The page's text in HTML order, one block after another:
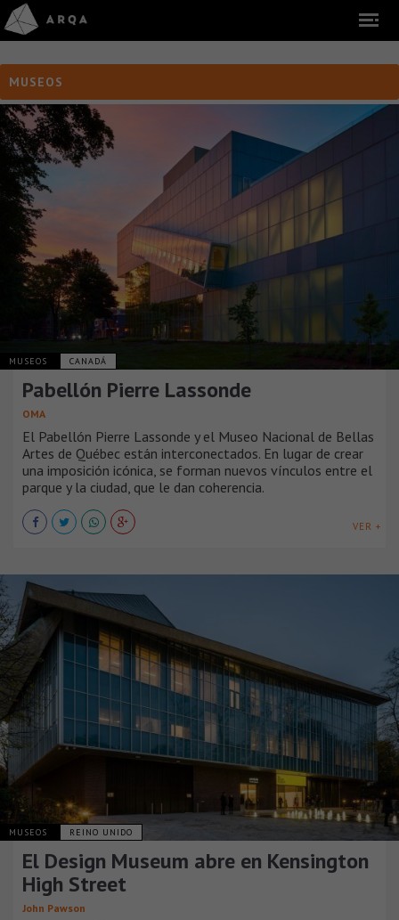
MUSEOS
MUSEOS CANADÁ
Pabellón Pierre Lassonde
OMA
El Pabellón Pierre Lassonde y el Museo Nacional de Bellas
Artes de Québec están interconectados. En lugar de crear
una imposición icónica, se forman nuevos vínculos entre el
parque y la ciudad, que le dan coherencia.
VER +
MUSEOS REINO UNIDO
El Design Museum abre en Kensington
High Street
John Pawson